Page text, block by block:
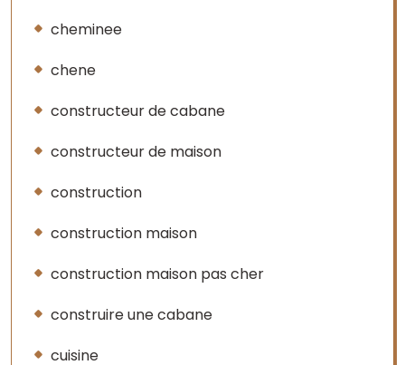
cheminee
chene
constructeur de cabane
constructeur de maison
construction
construction maison
construction maison pas cher
construire une cabane
cuisine